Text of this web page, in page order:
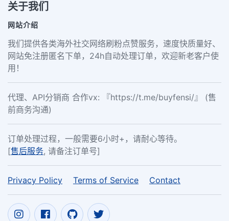
关于我们
网站介绍
我们提供各类海外社交网络刷粉点赞服务，速度快质量好、
网站免注册匿名下单，24h自动处理订单，欢迎新老客户使
用！
代理、API分销商 合作vx: 『https://t.me/buyfensi/』 (售
前商务沟通)
订单处理过程，一般需要6小时+，请耐心等待。
[售后服务, 请备注订单号]
Privacy Policy Terms of Service Contact